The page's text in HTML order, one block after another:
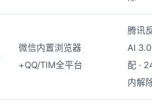
微信内置浏览器
+QQ/TIM全平台
腾讯
AI
配 ·
内解